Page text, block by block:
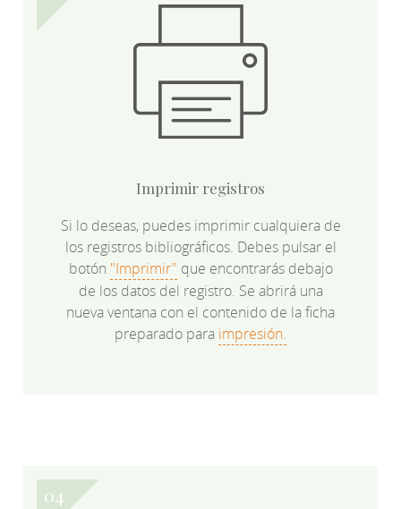
Imprimir registros
Si lo deseas, puedes imprimir cualquiera de
los registros bibliográficos. Debes pulsar el
botón "Imprimir" que encontrarás debajo
de los datos del registro. Se abrirá una
nueva ventana con el contenido de la ficha
preparado para impresión.